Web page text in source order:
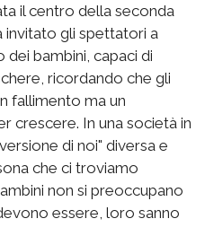
il centro della seconda
invitato gli spettatori a
bambini, capaci di
ricordando che gli
fallimento ma un
crescere. In una società in
di noi" diversa e
che ci troviamo
non si preoccupano
essere, loro sanno